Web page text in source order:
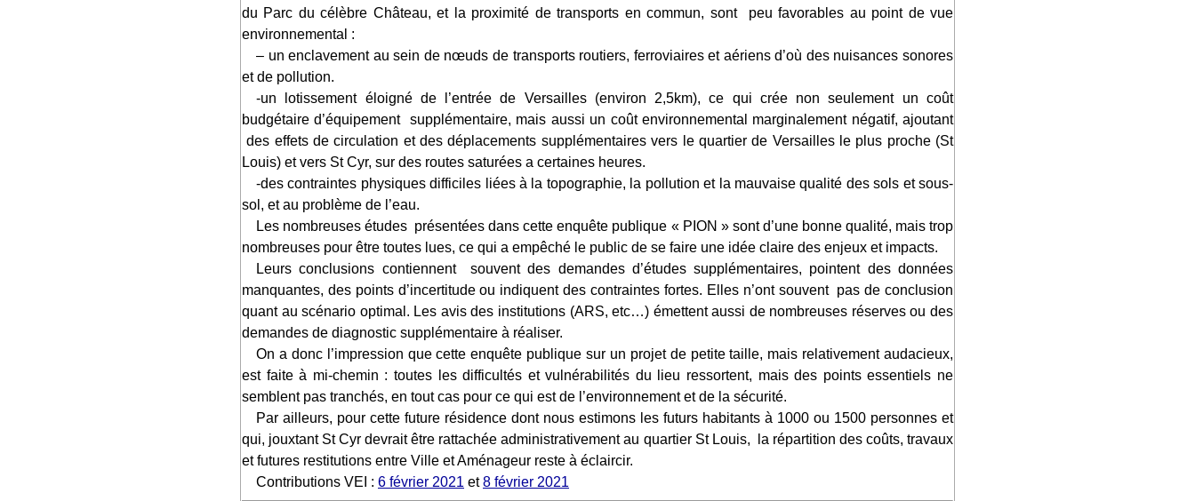
du Parc du célèbre Château, et la proximité de transports en commun, sont peu favorables au point de vue
environnemental :
– un enclavement au sein de nœuds de transports routiers, ferroviaires et aériens d’où des nuisances sonores
et de pollution.
-un lotissement éloigné de l’entrée de Versailles (environ 2,5km), ce qui crée non seulement un coût
budgétaire d’équipement supplémentaire, mais aussi un coût environnemental marginalement négatif, ajoutant
des effets de circulation et des déplacements supplémentaires vers le quartier de Versailles le plus proche (St
Louis) et vers St Cyr, sur des routes saturées a certaines heures.
-des contraintes physiques difficiles liées à la topographie, la pollution et la mauvaise qualité des sols et sous-
sol, et au problème de l’eau.
Les nombreuses études présentées dans cette enquête publique « PION » sont d’une bonne qualité, mais trop
nombreuses pour être toutes lues, ce qui a empêché le public de se faire une idée claire des enjeux et impacts.
Leurs conclusions contiennent souvent des demandes d’études supplémentaires, pointent des données
manquantes, des points d’incertitude ou indiquent des contraintes fortes. Elles n’ont souvent pas de conclusion
quant au scénario optimal. Les avis des institutions (ARS, etc…) émettent aussi de nombreuses réserves ou des
demandes de diagnostic supplémentaire à réaliser.
On a donc l’impression que cette enquête publique sur un projet de petite taille, mais relativement audacieux,
est faite à mi-chemin : toutes les difficultés et vulnérabilités du lieu ressortent, mais des points essentiels ne
semblent pas tranchés, en tout cas pour ce qui est de l’environnement et de la sécurité.
Par ailleurs, pour cette future résidence dont nous estimons les futurs habitants à 1000 ou 1500 personnes et
qui, jouxtant St Cyr devrait être rattachée administrativement au quartier St Louis, la répartition des coûts, travaux
et futures restitutions entre Ville et Aménageur reste à éclaircir.
Contributions VEI : 6 février 2021 et8 février 2021